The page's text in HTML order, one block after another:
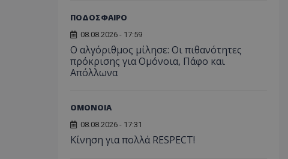
ΠΟΔΟΣΦΑΙΡΟ
08.08.2026 - 17:59
Ο αλγόριθμος μίλησε: Οι πιθανότητες
πρόκρισης για Ομόνοια, Πάφο και
Απόλλωνα
ΟΜΟΝΟΙΑ
08.08.2026 - 17:31
Κίνηση για πολλά RESPECT!